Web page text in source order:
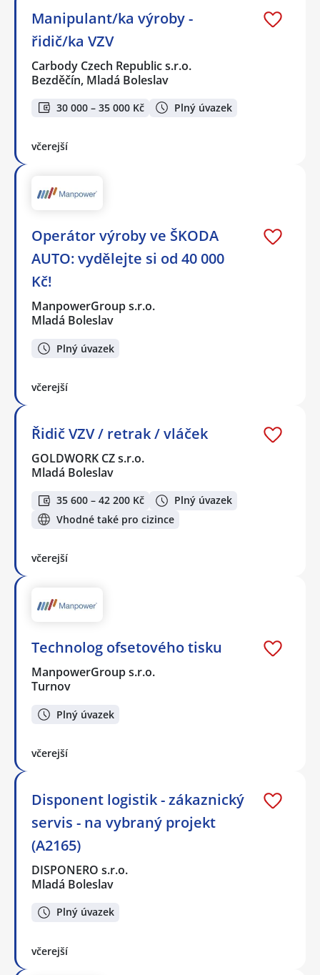
Manipulant/ka výroby -
řidič/ka VZV
Carbody Czech Republic s.r.o.
Bezděčín, Mladá Boleslav
30 000 – 35 000 Kč Plný úvazek
včerejší
Operátor výroby ve ŠKODA
AUTO: vydělejte si od 40 000
Kč!
ManpowerGroup s.r.o.
Mladá Boleslav
Plný úvazek
včerejší
Řidič VZV / retrak / vláček
GOLDWORK CZ s.r.o.
Mladá Boleslav
35 600 – 42 200 Kč
Plný úvazek
Vhodné také pro cizince
včerejší
Technolog ofsetového tisku
ManpowerGroup s.r.o.
Turnov
Plný úvazek
včerejší
Disponent logistik - zákaznický
servis - na vybraný projekt
(A2165)
DISPONERO s.r.o.
Mladá Boleslav
Plný úvazek
včerejší